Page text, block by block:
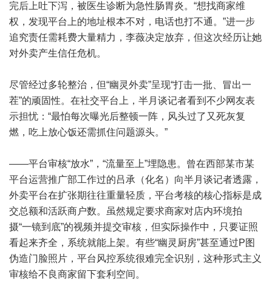
完后上吐下泻，被医生诊断为急性肠胃炎。“想找商家维
权，发现平台上的地址根本不对，电话也打不通。”进一步
追究责任需耗费大量精力，李薇决定放弃，但这次经历让她
对外卖产生信任危机。
尽管经过多轮整治，但“幽灵外卖”呈现“打击一批、冒出一
茬”的顽固性。在社交平台上，半月谈记者看到不少网友表
示担忧：“最怕每次曝光后整顿一阵，风头过了又死灰复
燃，吃上放心饭还需抓住问题源头。”
——平台审核“放水”，“流量至上”埋隐患。曾在西部某市某
平台运营推广部工作过的吕承（化名）向半月谈记者透露，
外卖平台在扩张期往往重量轻质，平台考核的核心指标是成
交总额和活跃商户数。虽然规定要求商家对店内环境拍
摄“一镜到底”的视频并提交审核，但实际操作中，只要证照
看起来齐全，系统就能上架。有些“幽灵厨房”甚至通过P图
伪造门脸照片，平台风控系统很难完全识别，这种形式主义
审核给不良商家留下套利空间。